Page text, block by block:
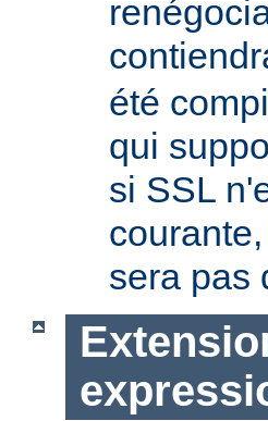
été
qui
si SSL
sera pas